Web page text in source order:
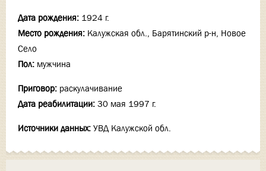
Дата рождения: 1924 г.
Место рождения: Калужская обл., Барятинский р-н, Новое
Село
Пол: мужчина
Приговор: раскулачивание
Дата реабилитации: 30 мая 1997 г.
Источники данных: УВД Калужской обл.